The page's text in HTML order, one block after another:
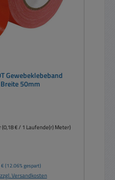
Gewebeklebeband
50mm
(0,18 € / 1 Laufende(r) Meter)
Preis:
(12.06% gespart)
Versandkosten